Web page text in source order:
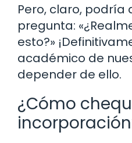
Pero, claro, podría
pregunta:
esto?»
académico de
depender de ello.
¿Cómo